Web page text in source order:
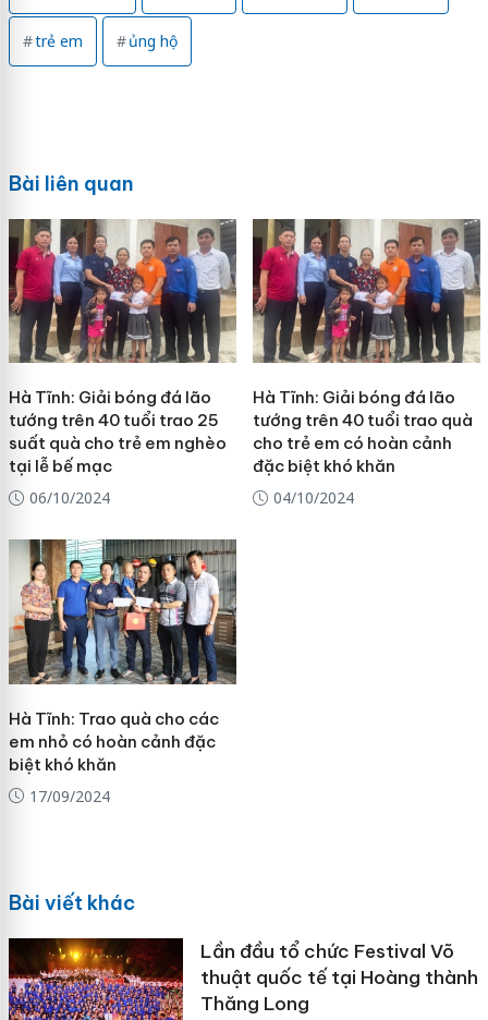
trẻ em ủng hộ
Bài liên quan
Hà Tĩnh: Giải bóng đá lão
tướng trên 40 tuổi trao 25
suất quà cho trẻ em nghèo
tại lễ bế mạc
06/10/2024
Hà Tĩnh: Giải bóng đá lão
tướng trên 40 tuổi trao quà
cho trẻ em có hoàn cảnh
đặc biệt khó khăn
04/10/2024
Hà Tĩnh: Trao quà cho các
em nhỏ có hoàn cảnh đặc
biệt khó khăn
17/09/2024
Bài viết khác
Lần đầu tổ chức Festival Võ
thuật quốc tế tại Hoàng thành
Thăng Long